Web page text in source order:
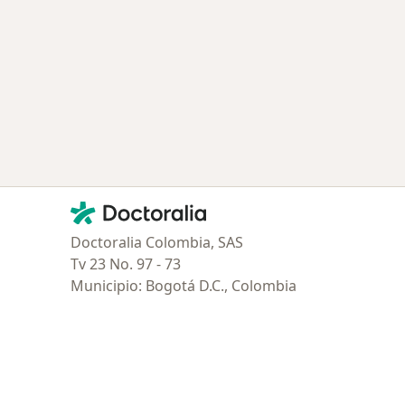
de ciudad
Contacto
Doctoralia - Página de inicio
Doctoralia Colombia, SAS
Tv 23 No. 97 - 73
Municipio: Bogotá D.C., Colombia